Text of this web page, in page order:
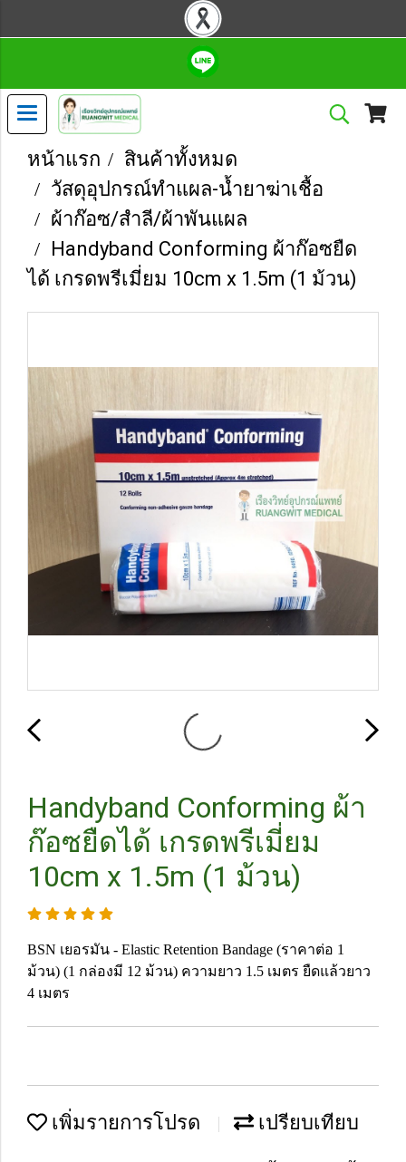
หน้าแรก
สินค้าทั้งหมด
วัสดุอุปกรณ์ทำแผล-น้ำยาฆ่าเชื้อ
ผ้าก๊อซ/สำลี/ผ้าพันแผล
Handyband Conforming ผ้าก๊อซยืด
ได้ เกรดพรีเมี่ยม 10cm x 1.5m (1 ม้วน)
Handyband Conforming ผ้า
ก๊อซยืดได้ เกรดพรีเมี่ยม
10cm x 1.5m (1 ม้วน)
BSN เยอรมัน - Elastic Retention Bandage (ราคาต่อ 1
ม้วน) (1 กล่องมี 12 ม้วน) ความยาว 1.5 เมตร ยืดแล้วยาว
4 เมตร
เพิ่มรายการโปรด เปรียบเทียบ